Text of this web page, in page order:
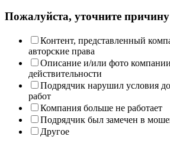
Пожалуйста, уточните
Контент, представленный
авторские права
Описание и/или фото
действительности
Подрядчик нарушил условия
работ
Компания больше не работает
Подрядчик был замечен в
Другое